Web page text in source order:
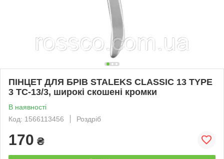
ПІНЦЕТ ДЛЯ БРІВ STALEKS CLASSIC 13 TYPE
3 TC-13/3, широкі скошені кромки
В наявності
Код: 1566113456
Роздріб
170 ₴